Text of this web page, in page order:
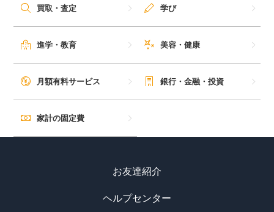
ヘルプセンター
買取・査定 学び
進学・教育 美容・健康
月額有料サービス 銀行・金融・投資
家計の固定費
お友達紹介
ヘルプセンター